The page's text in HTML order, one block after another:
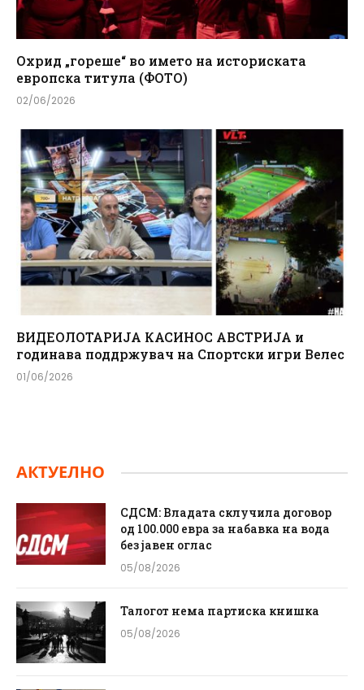
Охрид „гореше“ во името на историската
европска титула (ФОТО)
02/06/2026
ВИДЕОЛОТАРИЈА КАСИНОС АВСТРИЈА и
годинава поддржувач на Спортски игри Велес
01/06/2026
АКТУЕЛНО
СДСМ: Владата склучила договор
од 100.000 евра за набавка на вода
без јавен оглас
05/08/2026
Талогот нема партиска книшка
05/08/2026